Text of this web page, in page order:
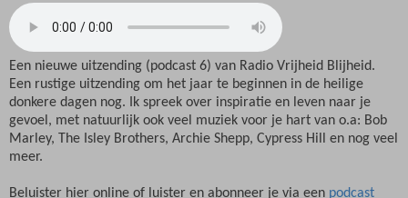
Een nieuwe uitzending (podcast 6) van Radio Vrijheid Blijheid.
Een rustige uitzending om het jaar te beginnen in de heilige
donkere dagen nog. Ik spreek over inspiratie en leven naar je
gevoel, met natuurlijk ook veel muziek voor je hart van o.a: Bob
Marley, The Isley Brothers, Archie Shepp, Cypress Hill en nog veel
meer.
Beluister hier online of luister en abonneer je via een podcast